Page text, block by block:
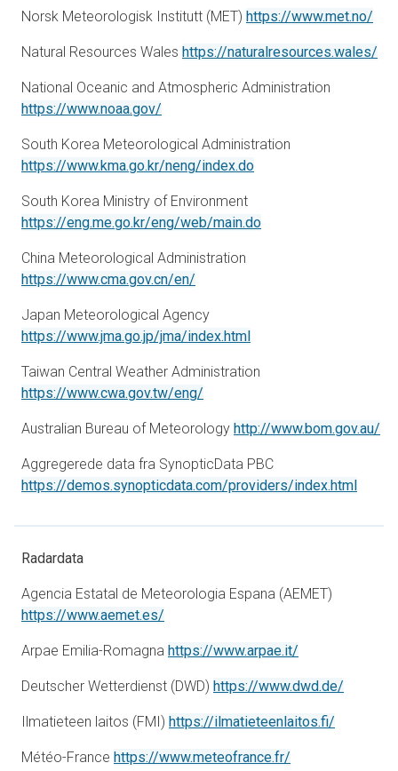
Norsk Meteorologisk Institutt (MET) https://www.met.no/
Natural Resources Wales https://naturalresources.wales/
National Oceanic and Atmospheric Administration
https://www.noaa.gov/
South Korea Meteorological Administration
https://www.kma.go.kr/neng/index.doåbner i en ny fane
South Korea Ministry of Environment
https://eng.me.go.kr/eng/web/main.doåbner i en ny fane
China Meteorological Administration
https://www.cma.gov.cn/en/
Japan Meteorological Agency
https://www.jma.go.jp/jma/index.htmlåbner i en ny fane
Taiwan Central Weather Administration
https://www.cwa.gov.tw/eng/
Australian Bureau of Meteorology http://www.bom.gov.au/
Aggregerede data fra SynopticData PBC
https://demos.synopticdata.com/providers/index.htmlåbner
Radardata
Agencia Estatal de Meteorologia Espana (AEMET)
https://www.aemet.es/
Arpae Emilia-Romagna https://www.arpae.it/
Deutscher Wetterdienst (DWD) https://www.dwd.de/
Ilmatieteen laitos (FMI) https://ilmatieteenlaitos.fi/
Météo-France https://www.meteofrance.fr/